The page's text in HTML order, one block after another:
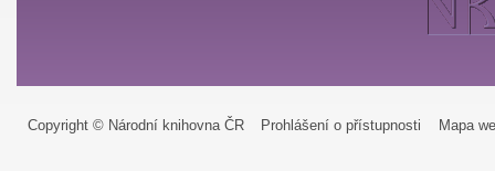
Copyright © Národní knihovna ČR Prohlášení o přístupnosti Mapa